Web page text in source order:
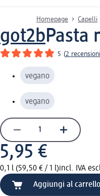
Homepage Capelli
got2bPasta
5 (2 recensioni
vegano
vegano
5,95 €
0,1 l (59,50 € / 1 l)incl. IVA
Aggiungi al carrello